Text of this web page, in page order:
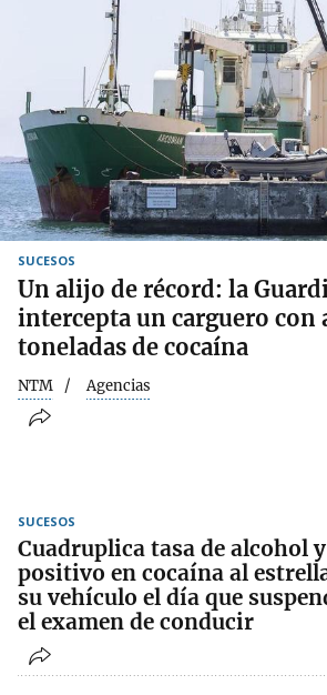
SUCESOS
Un alijo de récord: la
intercepta un carguero con
toneladas de cocaína
NTM Agencias
SUCESOS
Cuadruplica tasa de alcohol
positivo en cocaína al
su vehículo el día que
el examen de conducir